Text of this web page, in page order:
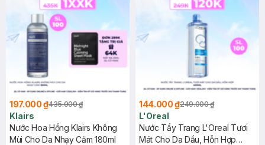
197.000 ₫435.000 ₫
Klairs
Nước Hoa Hồng Klairs Không
Mùi Cho Da Nhạy Cảm 180ml
144.000 ₫249.000 ₫
L'Oreal
Nước Tẩy Trang L'Oreal Tươi
Mát Cho Da Dầu, Hỗn Hợp